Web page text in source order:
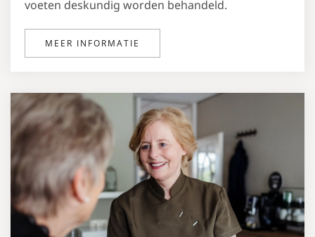
voeten deskundig worden behandeld.
MEER INFORMATIE